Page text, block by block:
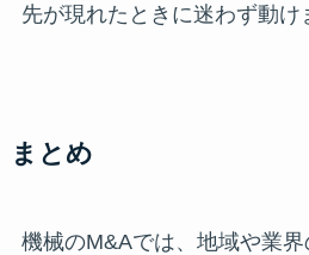
先が現れたときに迷わず動け
まとめ
機械のM&Aでは、地域や業